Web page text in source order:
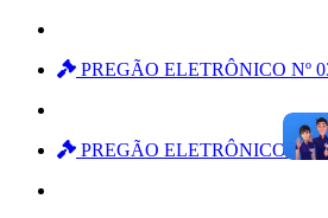
PREGÃO ELETRÔNICO Nº
PREGÃO ELETRÔNICO Nº